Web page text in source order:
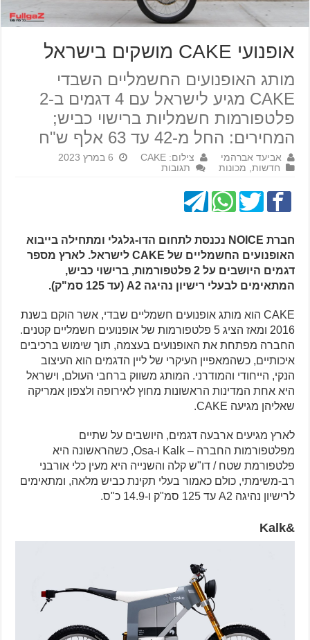
אופנועי CAKE מושקים בישראל
מותג האופנועים החשמליים השבדי
CAKE מגיע לישראל עם 4 דגמים ב-2
פלטפורמות חשמליות ברישוי כביש;
המחירים: החל מ-42 עד 63 אלף ש"ח
אביעד אברהמי צילום: CAKE
6 במרץ 2023
חדשות מכונות תגובות
חברת NOICE נכנסת לתחום הדו-גלגלי ומתחילה בייבוא
האופנועים החשמליים של CAKE לישראל. לארץ מספר
דגמים היושבים על 2 פלטפורמות, ברישוי כביש,
המתאימים לבעלי רישיון נהיגה A2 (עד 125 סמ"ק).
CAKE הוא מותג אופנועים חשמליים שבדי, אשר הוקם בשנת
2016 ומאז הציג 5 פלטפורמות של אופנועים חשמליים קטנים.
החברה מפתחת את האופנועים בעצמה, תוך שימוש ברכיבים
איכותיים, כשהמאפיין העיקרי של ליין הדגמים הוא העיצוב
הנקי, הייחודי והמודרני. המותג משווק ברחבי העולם, וישראל
היא אחת המדינות הראשונות מחוץ לאירופה ולצפון אמריקה
שאליהן מגיעה CAKE.
לארץ מגיעים ארבעה דגמים, היושבים על שתיים
מפלטפורמות החברה – Kalk ו-Osa, כשהראשונה היא
פלטפורמת שטח / דו"ש קלה והשנייה היא מעין כלי אורבני
רב-משימתי, כולם כאמור בעלי תקינת כביש מלאה, ומתאימים
לרישיון נהיגה A2 עד 125 סמ"ק ו-14.9 כ"ס.
&Kalk